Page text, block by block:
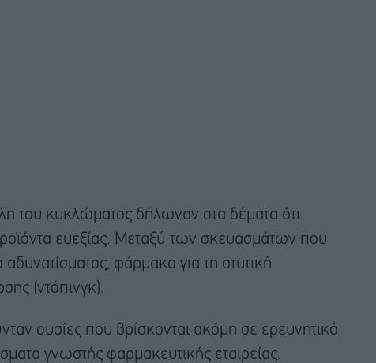
του κυκλώματος δήλωναν στα δέματα ότι
ευεξίας. Μεταξύ των σκευασμάτων που
φάρμακα για τη στυτική
(ντόπινγκ).
ουσίες που βρίσκονται ακόμη σε ερευνητικό
γνωστής φαρμακευτικής εταιρείας.